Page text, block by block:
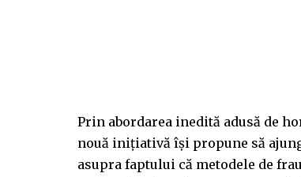
Prin abordarea inedită adusă de
nouă inițiativă își propune să
asupra faptului că metodele de